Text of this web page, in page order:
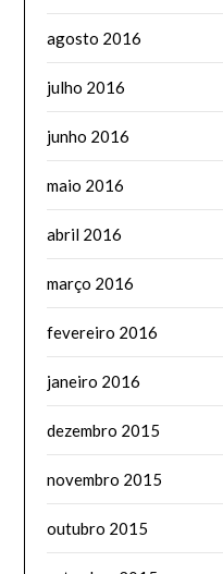
agosto 2016
julho 2016
junho 2016
maio 2016
abril 2016
março 2016
fevereiro 2016
janeiro 2016
dezembro 2015
novembro 2015
outubro 2015